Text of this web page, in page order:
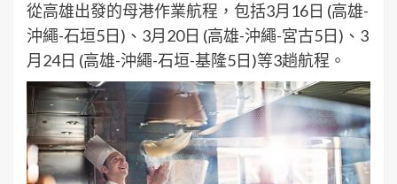
從高雄出發的母港作業航程，包括3月16日 (高雄-
沖繩-石垣5日)、3月20日 (高雄-沖繩-宮古5日)、3
月24日 (高雄-沖繩-石垣-基隆5日)等3趟航程。